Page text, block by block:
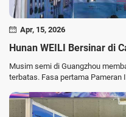
Apr, 15, 2026
Hunan WEILI Bersinar di
Musim semi di Guangzhou
terbatas. Fasa pertama Pameran
2026. Sebagai pembekal utama
penyelesaian pengurusan haba,